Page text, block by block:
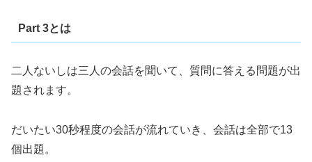
Part 3とは
二人ないしは三人の会話を聞いて、質問に答える問題が出
題されます。
だいたい30秒程度の会話が流れていき、会話は全部で13
個出題。